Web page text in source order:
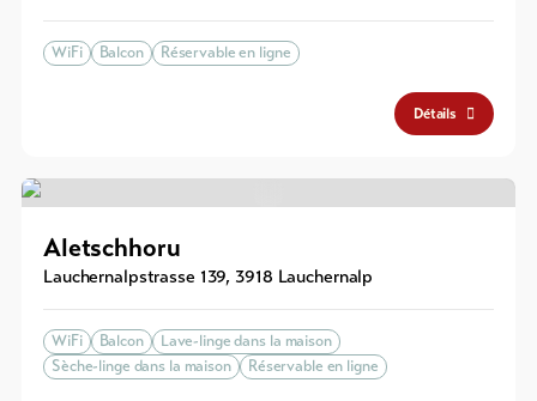
WiFi Balcon Réservable en ligne
Détails
Aletschhoru
Lauchernalpstrasse 139, 3918 Lauchernalp
WiFi Balcon
Lave-linge dans la maison
Sèche-linge dans la maison
Réservable en ligne